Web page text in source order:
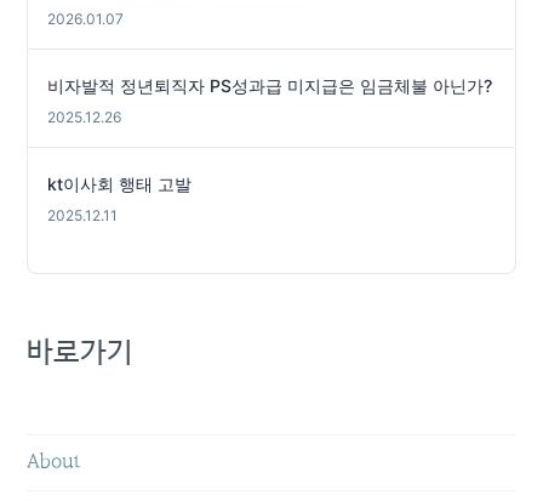
2026.01.07
비자발적 정년퇴직자 PS성과급 미지급은 임금체불 아닌가?
2025.12.26
kt이사회 행태 고발
2025.12.11
바로가기
About